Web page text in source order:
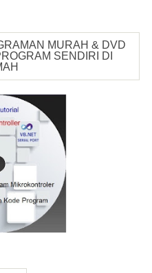
MURAH & DVD
SENDIRI DI